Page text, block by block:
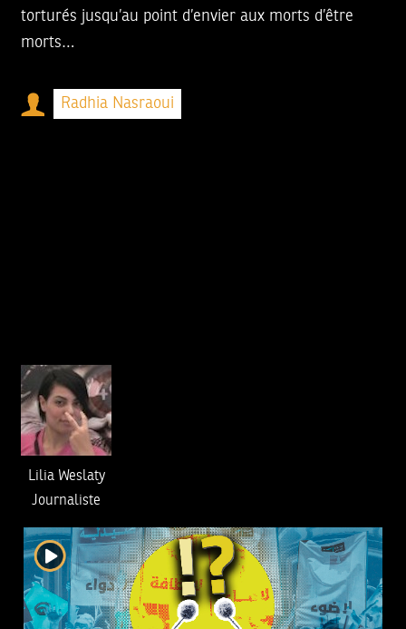
torturés jusqu’au point d’envier aux morts d’être
morts…
Radhia Nasraoui
Lilia Weslaty
Journaliste